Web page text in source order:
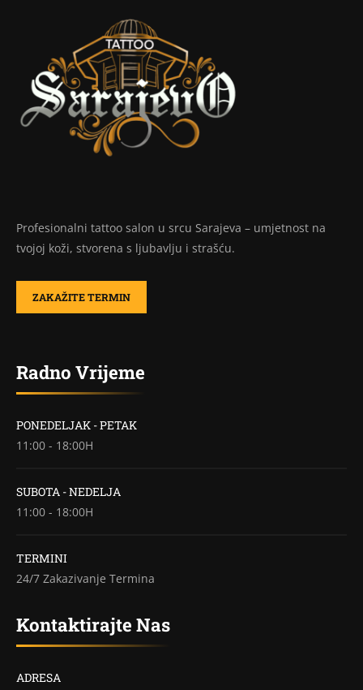
Profesionalni tattoo salon u srcu Sarajeva – umjetnost na
tvojoj koži, stvorena s ljubavlju i strašću.
ZAKAŽITE TERMIN
Radno Vrijeme
PONEDELJAK - PETAK
11:00 - 18:00H
SUBOTA - NEDELJA
11:00 - 18:00H
TERMINI
24/7 Zakazivanje Termina
Kontaktirajte Nas
ADRESA